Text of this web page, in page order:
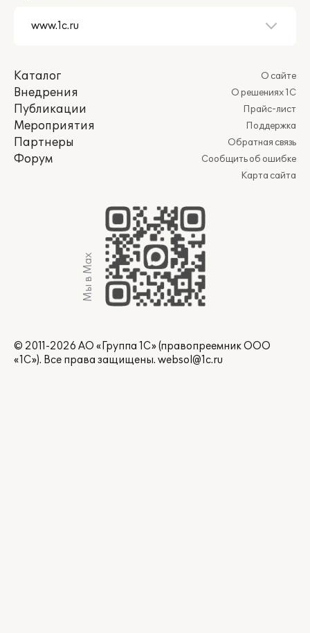
Каталог
Внедрения
Публикации
Мероприятия
Партнеры
Форум
О сайте
О решениях 1С
Прайс-лист
Поддержка
Обратная связь
Сообщить об ошибке
Карта сайта
Мы в Max
© 2011-2026 АО «Группа 1С» (правопреемник ООО
«1С»). Все права защищены. websol@1c.ru